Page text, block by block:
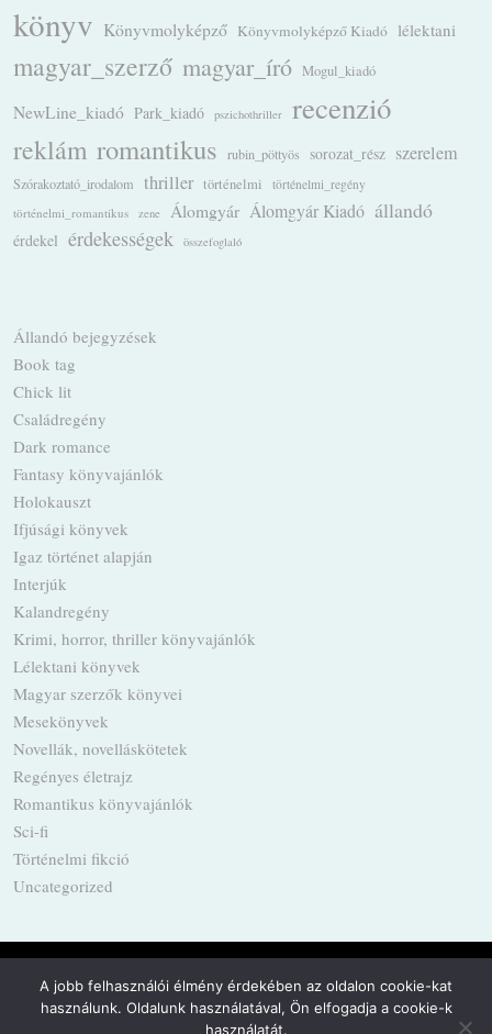
könyv Könyvmolyképző Könyvmolyképző Kiadó lélektani
magyar_szerző magyar_író Mogul_kiadó
NewLine_kiadó Park_kiadó pszichothriller recenzió
reklám romantikus rubin_pöttyös sorozat_rész szerelem
Szórakoztató_irodalom thriller történelmi
történelmi_regény
történelmi_romantikus
zene Álomgyár Álomgyár Kiadó állandó
érdekel érdekességek összefoglaló
Állandó bejegyzések
Book tag
Chick lit
Családregény
Dark romance
Fantasy könyvajánlók
Holokauszt
Ifjúsági könyvek
Igaz történet alapján
Interjúk
Kalandregény
Krimi, horror, thriller könyvajánlók
Lélektani könyvek
Magyar szerzők könyvei
Mesekönyvek
Novellák, novelláskötetek
Regényes életrajz
Romantikus könyvajánlók
Sci-fi
Történelmi fikció
Uncategorized
Powered by WordPress ·Built withUntitled
A jobb felhasználói élmény érdekében az oldalon cookie-kat
használunk. Oldalunk használatával, Ön elfogadja a cookie-k
használatát.